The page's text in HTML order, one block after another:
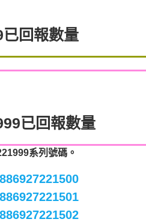
回報數量
已回報數量
系列號碼。